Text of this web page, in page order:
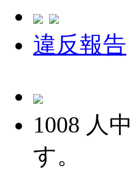
違反報告
1008 人中
す。